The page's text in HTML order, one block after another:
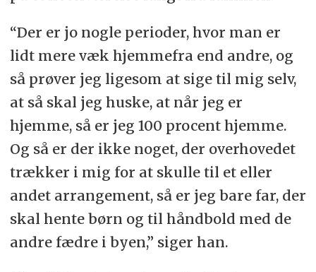
“Der er jo nogle perioder, hvor man er
lidt mere væk hjemmefra end andre, og
så prøver jeg ligesom at sige til mig selv,
at så skal jeg huske, at når jeg er
hjemme, så er jeg 100 procent hjemme.
Og så er der ikke noget, der overhovedet
trækker i mig for at skulle til et eller
andet arrangement, så er jeg bare far, der
skal hente børn og til håndbold med de
andre fædre i byen,” siger han.